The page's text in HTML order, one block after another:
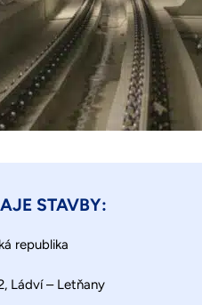
STAVBY:
republika
Ládví – Letňany